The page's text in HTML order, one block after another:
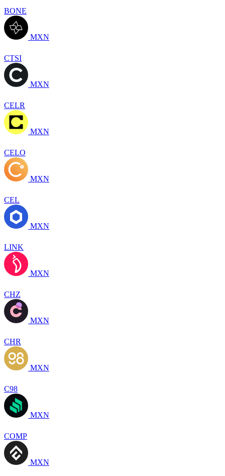
BONE
MXN
CTSI
MXN
CELR
MXN
CELO
MXN
CEL
MXN
LINK
MXN
CHZ
MXN
CHR
MXN
C98
MXN
COMP
MXN